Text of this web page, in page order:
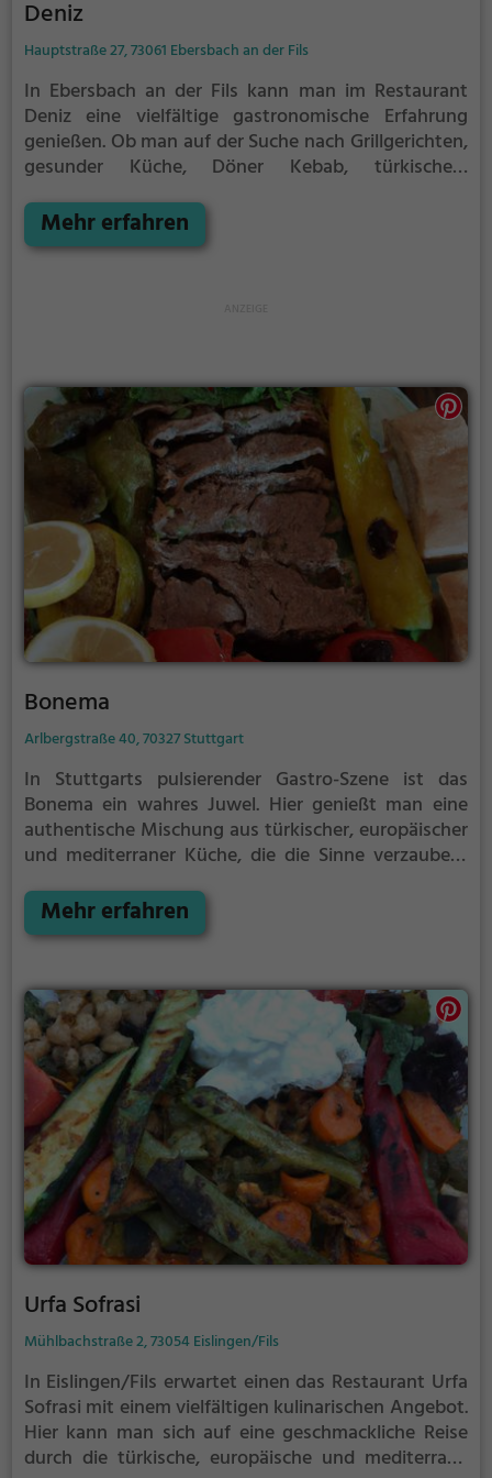
Deniz
Hauptstraße 27, 73061 Ebersbach an der Fils
In Ebersbach an der Fils kann man im Restaurant
Deniz eine vielfältige gastronomische Erfahrung
genießen. Ob man auf der Suche nach Grillgerichten,
gesunder Küche, Döner Kebab, türkischen,
hier wird man fündig. Auch für Veganer und
Vegetarier bietet das Restaurant eine breite
freundliche Personal sorgt dafür, dass man sich
rundum wohl fühlt. Tauche ein in die Welt von Deniz
und lass dich kulinarisch verwöhnen!
Mehr erfahren
Bonema
Arlbergstraße 40, 70327 Stuttgart
In Stuttgarts pulsierender Gastro-Szene ist das
Bonema ein wahres Juwel. Hier genießt man eine
authentische Mischung aus türkischer, europäischer
und mediterraner Küche, die die Sinne verzaubert.
etwas nach seinem Geschmack. Und das Besondere:
Das Bonema bietet eine Auswahl an Halal-Speisen
Die stilvolle Einrichtung lädt zum Verweilen ein und
die freundlichen Mitarbeiter sorgen für einen
rundum gelungenen Aufenthalt. Wer Stuttgart von
seiner genussvollen Seite erleben möchte, sollte
unbedingt im Bonema vorbeischauen. Egal ob für ein
romantisches Dinner zu zweit oder einen geselligen
Abend mit Freunden, hier ist man genau richtig.
Mehr erfahren
Urfa Sofrasi
Mühlbachstraße 2, 73054 Eislingen/Fils
In Eislingen/Fils erwartet einen das Restaurant Urfa
Sofrasi mit einem vielfältigen kulinarischen Angebot.
Hier kann man sich auf eine geschmackliche Reise
durch die türkische, europäische und mediterrane